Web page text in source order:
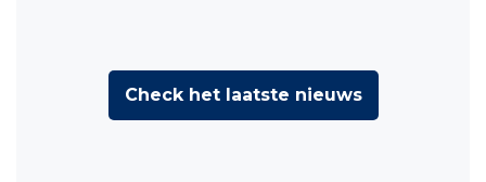
Check het laatste nieuws